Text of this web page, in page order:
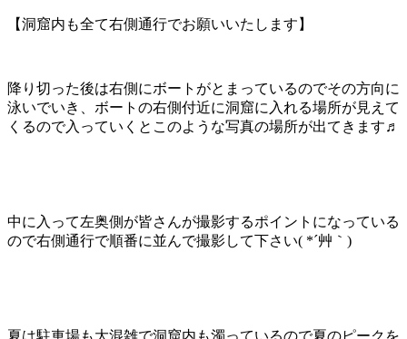
【洞窟内も全て右側通行でお願いいたします】
降り切った後は右側にボートがとまっているのでその方向に
泳いでいき、ボートの右側付近に洞窟に入れる場所が見えて
くるので入っていくとこのような写真の場所が出てきます♬
中に入って左奥側が皆さんが撮影するポイントになっている
ので右側通行で順番に並んで撮影して下さい( *´艸｀)